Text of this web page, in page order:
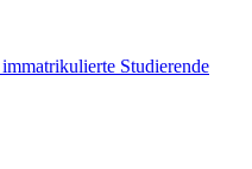
Studierende